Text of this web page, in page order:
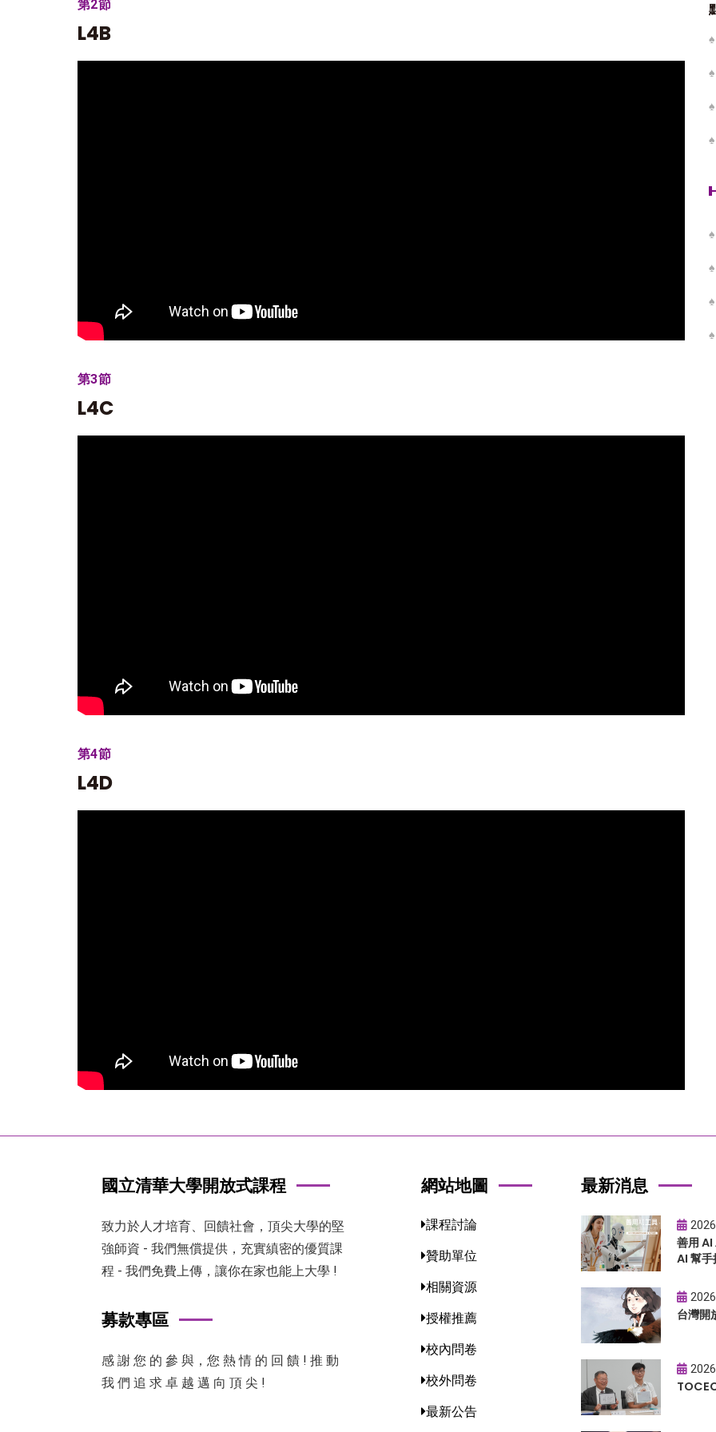
第2節
L4B
第3節
L4C
第4節
L4D
國立清華大學開放式課程
致力於人才培育、回饋社會，頂尖大學的堅
強師資 - 我們無償提供，充實縝密的優質課
程 - 我們免費上傳，讓你在家也能上大學 !
募款專區
感 謝 您 的 參 與，您 熱 情 的 回 饋 ! 推 動
我 們 追 求 卓 越 邁 向 頂 尖 !
網站地圖
課程討論
贊助單位
相關資源
授權推薦
校內問卷
校外問卷
最新公告
最新消息
善用
AI 幫
台灣開